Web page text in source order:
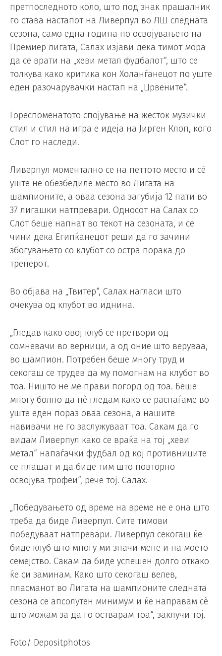
претпоследното коло, што под знак прашалник
го става настапот на Ливерпул во ЛШ следната
сезона, само една година по освојувањето на
Премиер лигата, Салах изјави дека тимот мора
да се врати на „хеви метал фудбалот“, што се
толкува како критика кон Холанѓанецот по уште
еден разочарувачки настап на „Црвените“.
Гореспоменатото спојување на жесток музички
стил и стил на игра е идеја на Јирген Клоп, кого
Слот го наследи.
Ливерпул моментално се на петтото место и сè
уште не обезбедиле место во Лигата на
шампионите, а оваа сезона загубија 12 пати во
37 лигашки натпревари. Односот на Салах со
Слот беше напнат во текот на сезоната, и се
чини дека Египќанецот реши да го зачини
збогувањето со клубот со остра порака до
тренерот.
Во објава на „Твитер“, Салах нагласи што
очекува од клубот во иднина.
„Гледав како овој клуб се претвори од
сомневачи во верници, а од оние што веруваа,
во шампион. Потребен беше многу труд и
секогаш се трудев да му помогнам на клубот во
тоа. Ништо не ме прави погорд од тоа. Беше
многу болно да нè гледам како се распаѓаме во
уште еден пораз оваа сезона, а нашите
навивачи не го заслужуваат тоа. Сакам да го
видам Ливерпул како се враќа на тој „хеви
метал“ напаѓачки фудбал од кој противниците
се плашат и да биде тим што повторно
освојува трофеи“, рече тој. Салах.
„Победувањето од време на време не е она што
треба да биде Ливерпул. Сите тимови
победуваат натпревари. Ливерпул секогаш ќе
биде клуб што многу ми значи мене и на моето
семејство. Сакам да биде успешен долго откако
ќе си заминам. Како што секогаш велев,
пласманот во Лигата на шампионите следната
сезона се апсолутен минимум и ќе направам сè
што можам за да го остварам тоа“, заклучи тој.
Foto/ Depositphotos